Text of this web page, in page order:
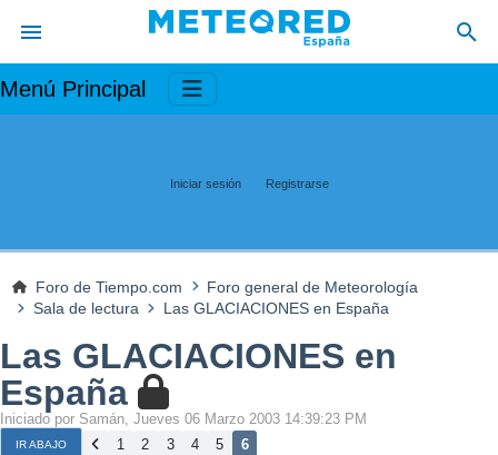
Menú Principal
Iniciar sesión Registrarse
Foro de Tiempo.com
Foro general de Meteorología
Sala de lectura
Las GLACIACIONES en España
Las GLACIACIONES en
España
Iniciado por Samán, Jueves 06 Marzo 2003 14:39:23 PM
IR ABAJO 1 2 3 4 5 6